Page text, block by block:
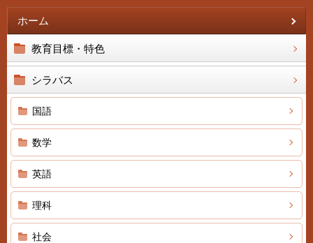
ホーム
教育目標・特色
シラバス
国語
数学
英語
理科
社会